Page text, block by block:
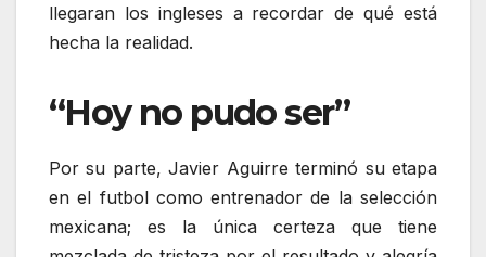
llegaran los ingleses a recordar de qué está
hecha la realidad.
“Hoy no pudo ser”
Por su parte, Javier Aguirre terminó su etapa
en el futbol como entrenador de la selección
mexicana; es la única certeza que tiene